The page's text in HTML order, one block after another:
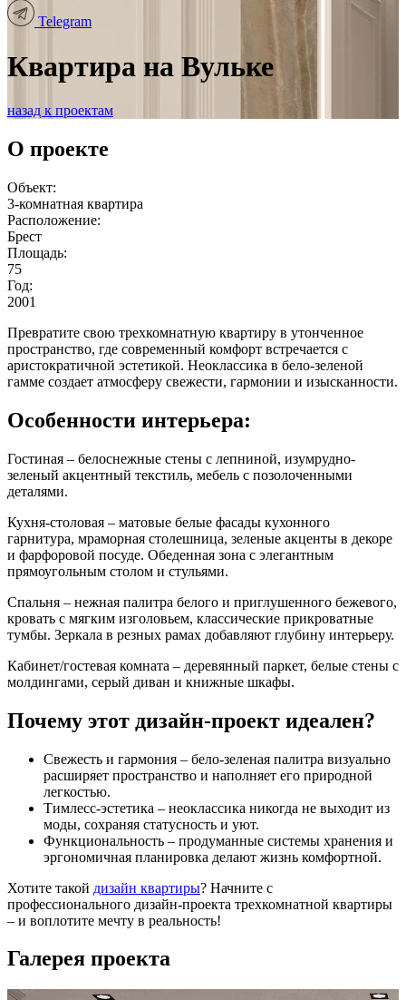
Telegram
Квартира на Вульке
назад к проектам
О проекте
Объект:
3-комнатная квартира
Расположение:
Брест
Площадь:
75
Год:
2001
Превратите свою трехкомнатную квартиру в утонченное
пространство, где современный комфорт встречается с
аристократичной эстетикой. Неоклассика в бело-зеленой
гамме создает атмосферу свежести, гармонии и изысканности.
Особенности интерьера:
Гостиная – белоснежные стены с лепниной, изумрудно-
зеленый акцентный текстиль, мебель с позолоченными
деталями.
Кухня-столовая – матовые белые фасады кухонного
гарнитура, мраморная столешница, зеленые акценты в декоре
и фарфоровой посуде. Обеденная зона с элегантным
прямоугольным столом и стульями.
Спальня – нежная палитра белого и приглушенного бежевого,
кровать с мягким изголовьем, классические прикроватные
тумбы. Зеркала в резных рамах добавляют глубину интерьеру.
Кабинет/гостевая комната – деревянный паркет, белые стены с
молдингами, серый диван и книжные шкафы.
Почему этот дизайн-проект идеален?
Свежесть и гармония – бело-зеленая палитра визуально
расширяет пространство и наполняет его природной
легкостью.
Тимлесс-эстетика – неоклассика никогда не выходит из
моды, сохраняя статусность и уют.
Функциональность – продуманные системы хранения и
эргономичная планировка делают жизнь комфортной.
Хотите такой дизайн квартиры? Начните с
профессионального дизайн-проекта трехкомнатной квартиры
– и воплотите мечту в реальность!
Галерея проекта